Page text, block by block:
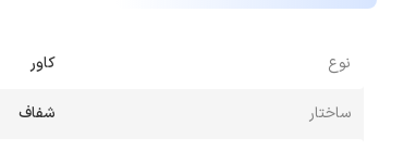
نوع کاور
ساختار شفاف